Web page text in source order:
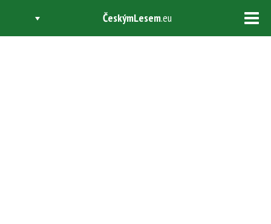
ČeskýmLesem.eu